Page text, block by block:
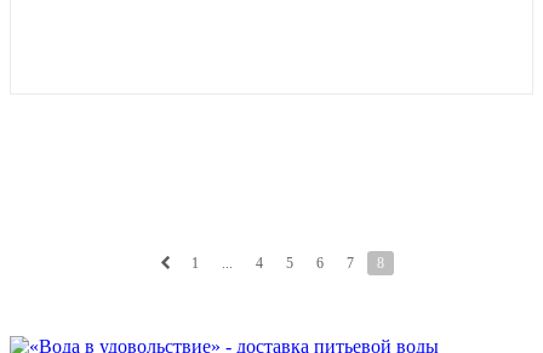
1 ... 4 5 6 7 8